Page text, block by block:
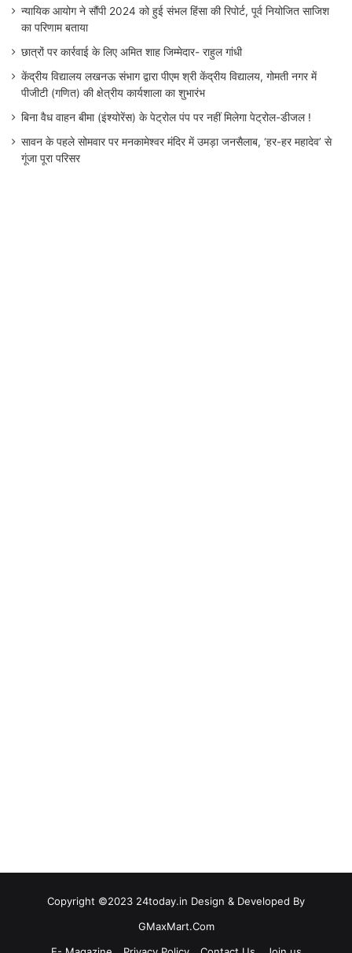
न्यायिक आयोग ने सौंपी 2024 को हुई संभल हिंसा की रिपोर्ट, पूर्व नियोजित साजिश
का परिणाम बताया
छात्रों पर कार्रवाई के लिए अमित शाह जिम्मेदार- राहुल गांधी
केंद्रीय विद्यालय लखनऊ संभाग द्वारा पीएम श्री केंद्रीय विद्यालय, गोमती नगर में
पीजीटी (गणित) की क्षेत्रीय कार्यशाला का शुभारंभ
बिना वैध वाहन बीमा (इंश्योरेंस) के पेट्रोल पंप पर नहीं मिलेगा पेट्रोल-डीजल !
सावन के पहले सोमवार पर मनकामेश्वर मंदिर में उमड़ा जनसैलाब, ‘हर-हर महादेव’ से
गूंजा पूरा परिसर
Copyright ©2023 24today.in Design & Developed By
GMaxMart.Com